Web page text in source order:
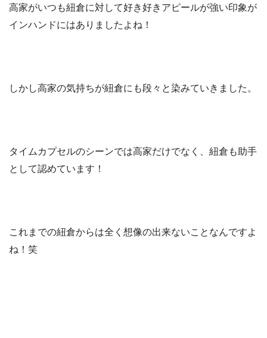
高家がいつも紐倉に対して好き好きアピールが強い印象が
インハンドにはありましたよね！
しかし高家の気持ちが紐倉にも段々と染みていきました。
タイムカプセルのシーンでは高家だけでなく、紐倉も助手
として認めています！
これまでの紐倉からは全く想像の出来ないことなんですよ
ね！笑